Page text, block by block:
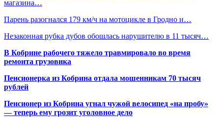
магазина…
Парень разогнался 179 км/ч на мотоцикле в Гродно и…
Незаконная рубка дубов обошлась нарушителю в 11 тысяч…
В Кобрине рабочего тяжело травмировало во время
ремонта грузовика
Пенсионерка из Кобрина отдала мошенникам 70 тысяч
рублей
Пенсионер из Кобрина угнал чужой велосипед «на пробу»
— теперь ему грозит уголовное дело